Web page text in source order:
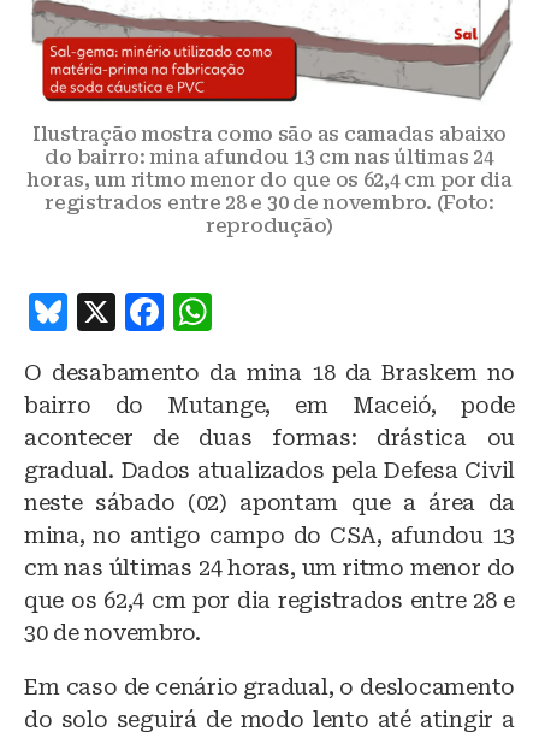
Ilustração mostra como são as camadas abaixo
do bairro: mina afundou 13 cm nas últimas 24
horas, um ritmo menor do que os 62,4 cm por dia
registrados entre 28 e 30 de novembro. (Foto:
reprodução)
B
e
s
k
y
X
F
c
e
b
o
o
k
at
s
A
p
p
O desabamento da mina 18 da Braskem no
bairro do Mutange, em Maceió, pode
acontecer de duas formas: drástica ou
gradual. Dados atualizados pela Defesa Civil
neste sábado (02) apontam que a área da
mina, no antigo campo do CSA, afundou 13
cm nas últimas 24 horas, um ritmo menor do
que os 62,4 cm por dia registrados entre 28 e
30 de novembro.
Em caso de cenário gradual, o deslocamento
do solo seguirá de modo lento até atingir a